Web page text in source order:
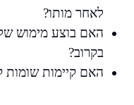
לאחר מותו?
האם בוצע מימוש של
בקרוב?
האם קיימות שומות